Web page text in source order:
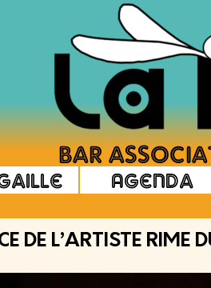
Agenda
DE L’ARTISTE